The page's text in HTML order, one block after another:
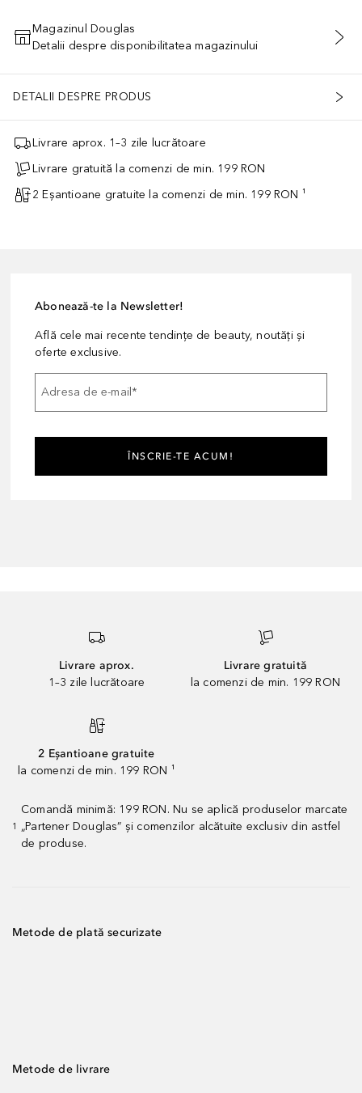
ADĂUGAȚI ÎN COŞ
Magazinul Douglas
Detalii despre disponibilitatea magazinului
DETALII DESPRE PRODUS
Livrare aprox. 1–3 zile lucrătoare
Livrare gratuită la comenzi de min. 199 RON
2 Eșantioane gratuite la comenzi de min. 199 RON ¹
Abonează-te la Newsletter!
Află cele mai recente tendințe de beauty, noutăți și
oferte exclusive.
Adresa de e-mail*
ÎNSCRIE-TE ACUM!
Livrare aprox.
1–3 zile lucrătoare
Livrare gratuită
la comenzi de min. 199 RON
2 Eșantioane gratuite
la comenzi de min. 199 RON ¹
1
Comandă minimă: 199 RON. Nu se aplică produselor marcate
„Partener Douglas” și comenzilor alcătuite exclusiv din astfel
de produse.
Metode de plată securizate
Metode de livrare